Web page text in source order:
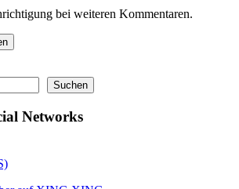
bei weiteren Kommentaren.
Suchen
Networks